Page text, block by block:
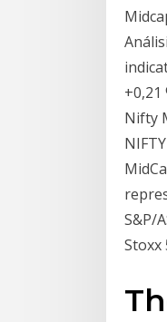
Nifty
S&P/
Stoxx